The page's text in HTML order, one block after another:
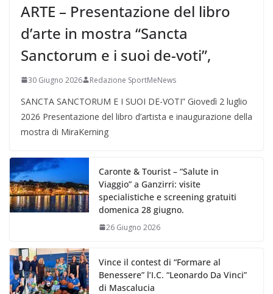
ARTE – Presentazione del libro
d’arte in mostra “Sancta
Sanctorum e i suoi de-voti”,
30 Giugno 2026 Redazione SportMeNews
SANCTA SANCTORUM E I SUOI DE-VOTI” Giovedì 2 luglio
2026 Presentazione del libro d’artista e inaugurazione della
mostra di MiraKerning
Caronte & Tourist – “Salute in
Viaggio” a Ganzirri: visite
specialistiche e screening gratuiti
domenica 28 giugno.
26 Giugno 2026
Vince il contest di “Formare al
Benessere” l’I.C. “Leonardo Da Vinci”
di Mascalucia